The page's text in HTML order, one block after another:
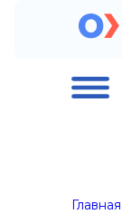
Главная